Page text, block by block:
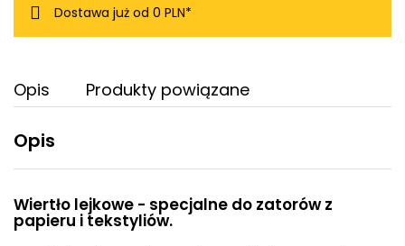
Dostawa już od 0 PLN*
Opis Produkty powiązane
Opis
Wiertło lejkowe - specjalne do zatorów z
papieru i tekstyliów.